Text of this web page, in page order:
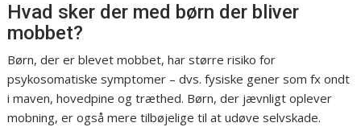
Hvad sker der med børn der bliver
mobbet?
Børn, der er blevet mobbet, har større risiko for
psykosomatiske symptomer – dvs. fysiske gener som fx ondt
i maven, hovedpine og træthed. Børn, der jævnligt oplever
mobning, er også mere tilbøjelige til at udøve selvskade.